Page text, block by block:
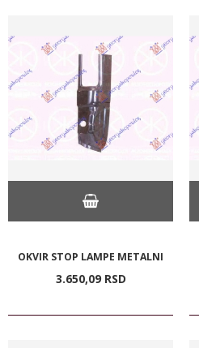
OKVIR STOP LAMPE METALNI
3.650,09 RSD